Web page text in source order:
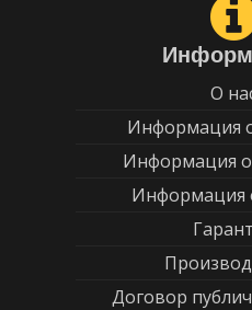
О
Информация
Информация о
Информация
Договор